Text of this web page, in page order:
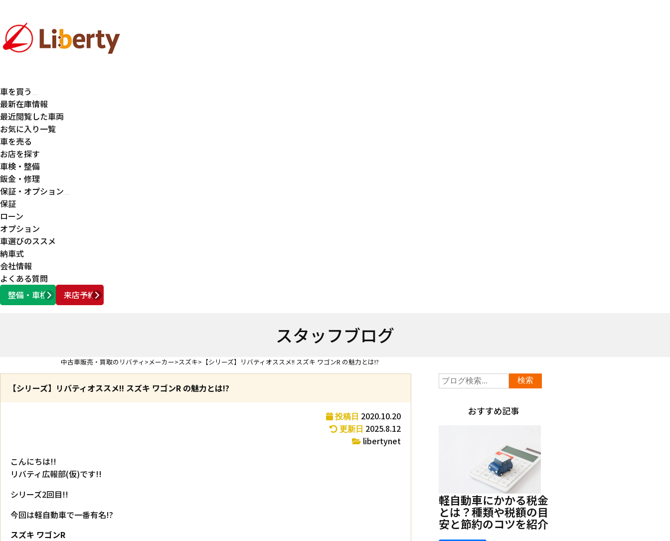
車を買う
最新在庫情報
最近閲覧した車両
お気に入り一覧
車を売る
お店を探す
車検・整備
鈑金・修理
保証・オプション
保証
ローン
オプション
車選びのススメ
納車式
会社情報
よくある質問
整備・車検
来店予約
営業時間 AM10:00 ～ PM6:00
スタッフブログ
中古車販売・買取のリバティ メーカー スズキ 【シリーズ】リバティオススメ!! スズキ ワゴンR の魅力とは!?
【シリーズ】リバティオススメ!! スズキ ワゴンR の魅力とは!?
投稿日 2020.10.20
更新日 2025.8.12
libertynet
こんにちは!!
リバティ広報部(仮)です!!
シリーズ2回目!!
今回は軽自動車で一番有名!?
スズキ ワゴンR
おすすめ記事
軽自動車にかかる税金
とは？種類や税額の目
安と節約のコツを紹介